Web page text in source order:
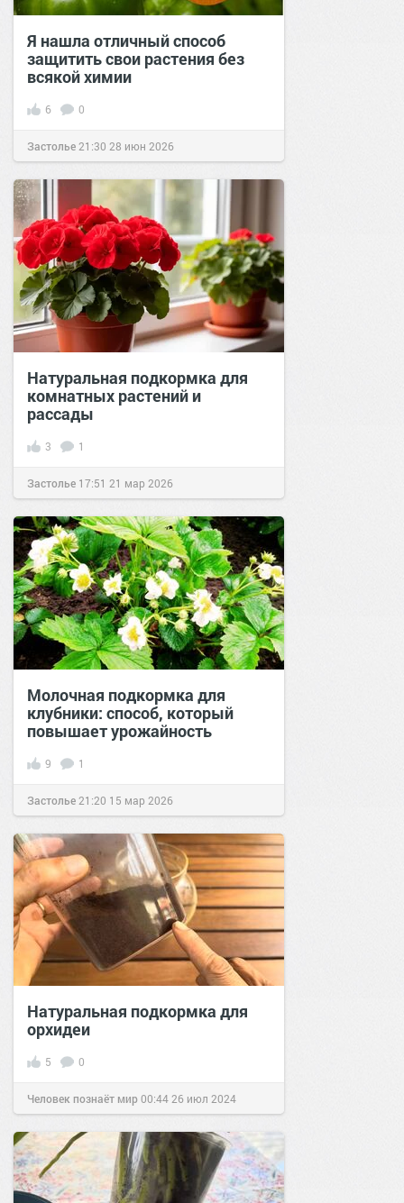
Я нашла отличный способ
защитить свои растения без
всякой химии
6 0
Застолье21:30 28 июн 2026
Натуральная подкормка для
комнатных растений и
рассады
3 1
Застолье 17:51 21 мар 2026
Молочная подкормка для
клубники: способ, который
повышает урожайность
9 1
Застолье21:20 15 мар 2026
Натуральная подкормка для
орхидеи
5 0
Человек познаёт мир00:4426 июл 2024